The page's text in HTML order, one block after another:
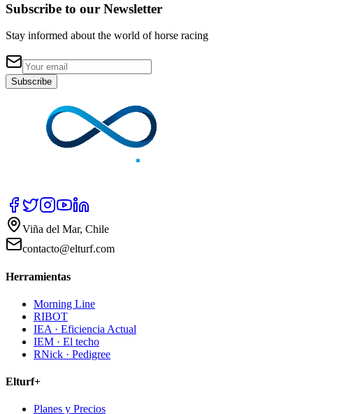
Subscribe to our Newsletter
Stay informed about the world of horse racing
Subscribe
Viña del Mar, Chile
contacto@elturf.com
Herramientas
Morning Line
RIBOT
IEA · Eficiencia Actual
IEM · El techo
RNick · Pedigree
Elturf+
Planes y Precios